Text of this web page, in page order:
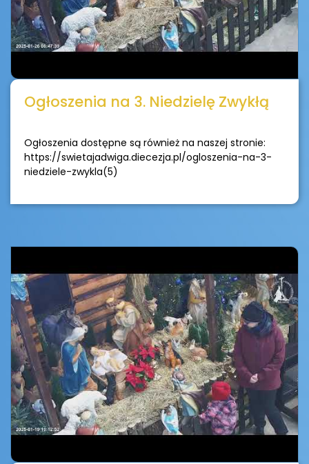
Ogłoszenia na 3. Niedzielę Zwykłą
Ogłoszenia dostępne są również na naszej stronie:
https://swietajadwiga.diecezja.pl/ogloszenia-na-3-
niedziele-zwykla(5)